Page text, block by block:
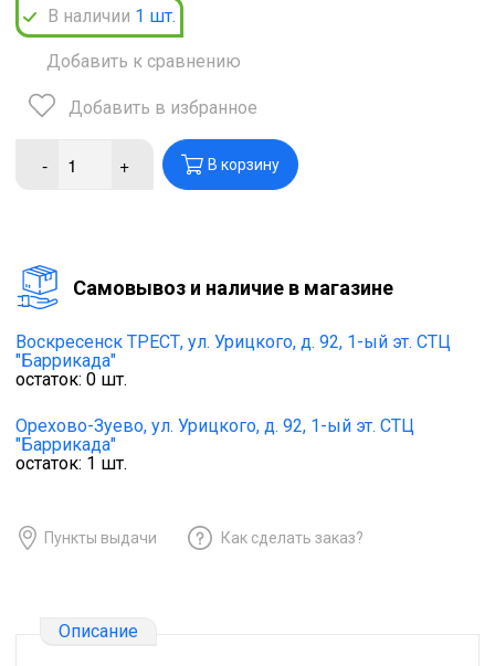
В наличии 1 шт.
Добавить к сравнению
Добавить в избранное
- + В корзину
Cамовывоз и наличие в магазине
Воскресенск ТРЕСТ, ул. Урицкого, д. 92, 1-ый эт. СТЦ
"Баррикада"
остаток: 0 шт.
Орехово-Зуево, ул. Урицкого, д. 92, 1-ый эт. СТЦ
"Баррикада"
остаток: 1 шт.
Пункты выдачи Как сделать заказ?
Описание